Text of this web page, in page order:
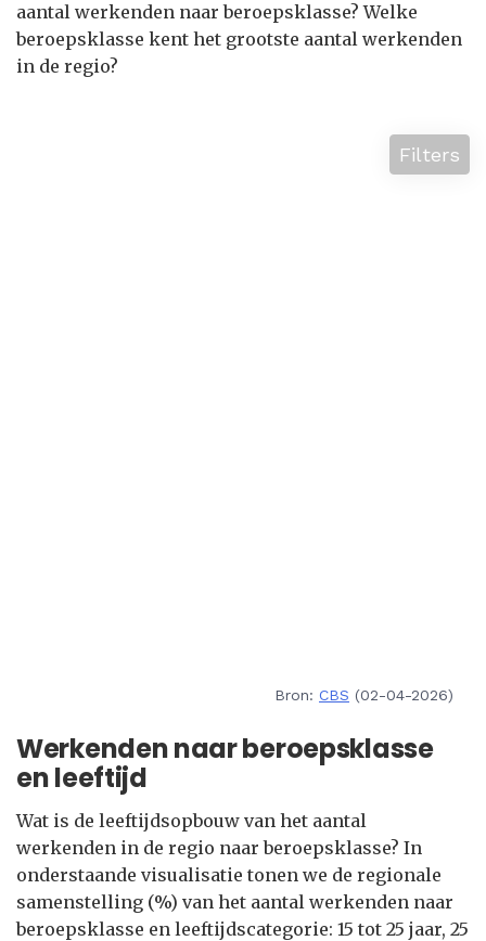
aantal werkenden naar beroepsklasse? Welke
beroepsklasse kent het grootste aantal werkenden
in de regio?
Filters
Bron: CBS (02-04-2026)
Werkenden naar beroepsklasse
en leeftijd
Wat is de leeftijdsopbouw van het aantal
werkenden in de regio naar beroepsklasse? In
onderstaande visualisatie tonen we de regionale
samenstelling (%) van het aantal werkenden naar
beroepsklasse en leeftijdscategorie: 15 tot 25 jaar, 25